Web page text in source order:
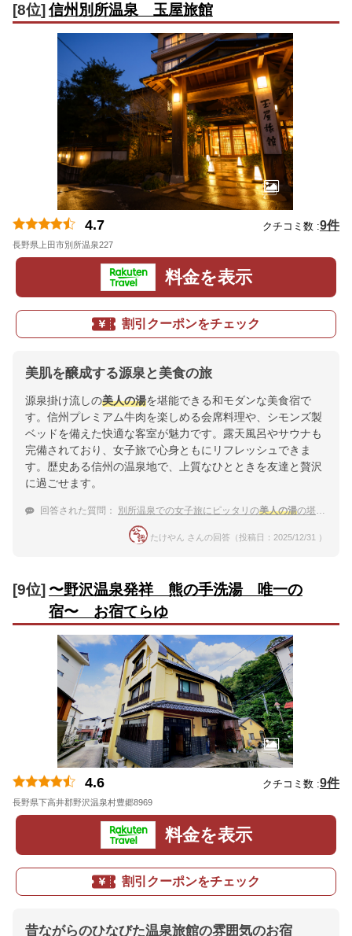
[8位] 信州別所温泉 玉屋旅館
4.7 クチコミ数 :9件
長野県上田市別所温泉227
料金を表示
割引クーポンをチェック
美肌を醸成する源泉と美食の旅
源泉掛け流しの美人の湯を堪能できる和モダンな美食宿で
す。信州プレミアム牛肉を楽しめる会席料理や、シモンズ製
ベッドを備えた快適な客室が魅力です。露天風呂やサウナも
完備されており、女子旅で心身ともにリフレッシュできま
す。歴史ある信州の温泉地で、上質なひとときを友達と贅沢
に過ごせます。
回答された質問： 別所温泉での女子旅にピッタリの美人の湯の堪能できる温泉宿を知りたいです！
たけやん さんの回答（投稿日：2025/12/31 ）
[9位] 〜野沢温泉発祥 熊の手洗湯 唯一の
宿〜 お宿てらゆ
4.6 クチコミ数 :9件
長野県下高井郡野沢温泉村豊郷8969
料金を表示
割引クーポンをチェック
昔ながらのひなびた温泉旅館の雰囲気のお宿